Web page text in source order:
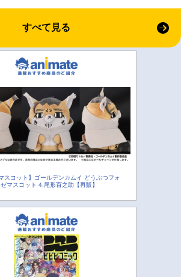
すべて見る
スコット】ゴールデンカムイ どうぶつフォ
ゼマスコット 4.尾形百之助【再販】